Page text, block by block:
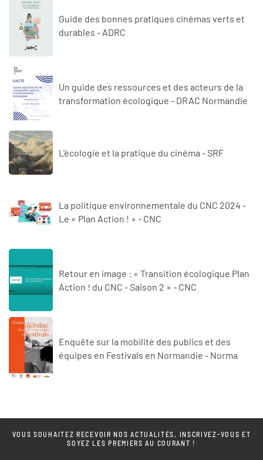
Guide des bonnes pratiques cinémas verts et
durables - ADRC
Un guide des ressources et des acteurs de la
transformation écologique - DRAC Normandie
L'écologie et la pratique du cinéma - SRF
La politique environnementale du CNC 2024 -
Le « Plan Action ! » - CNC
Retour en image : « Transition écologique Plan
Action ! du CNC - Saison 2 » - CNC
Enquête sur la mobilité des publics et des
équipes en Festivals en Normandie - Norma
VOUS SOUHAITEZ RECEVOIR NOS ACTUALITÉS, INSCRIVEZ-VOUS ET
SOYEZ LES PREMIERS AU COURANT !